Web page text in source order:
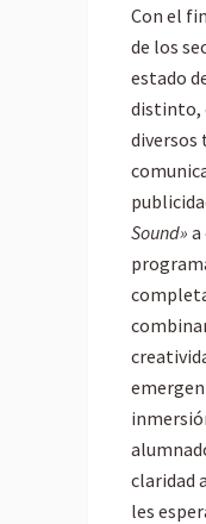
Con el
de los
estado
distinto,
diversos
Sound» a
claridad
les